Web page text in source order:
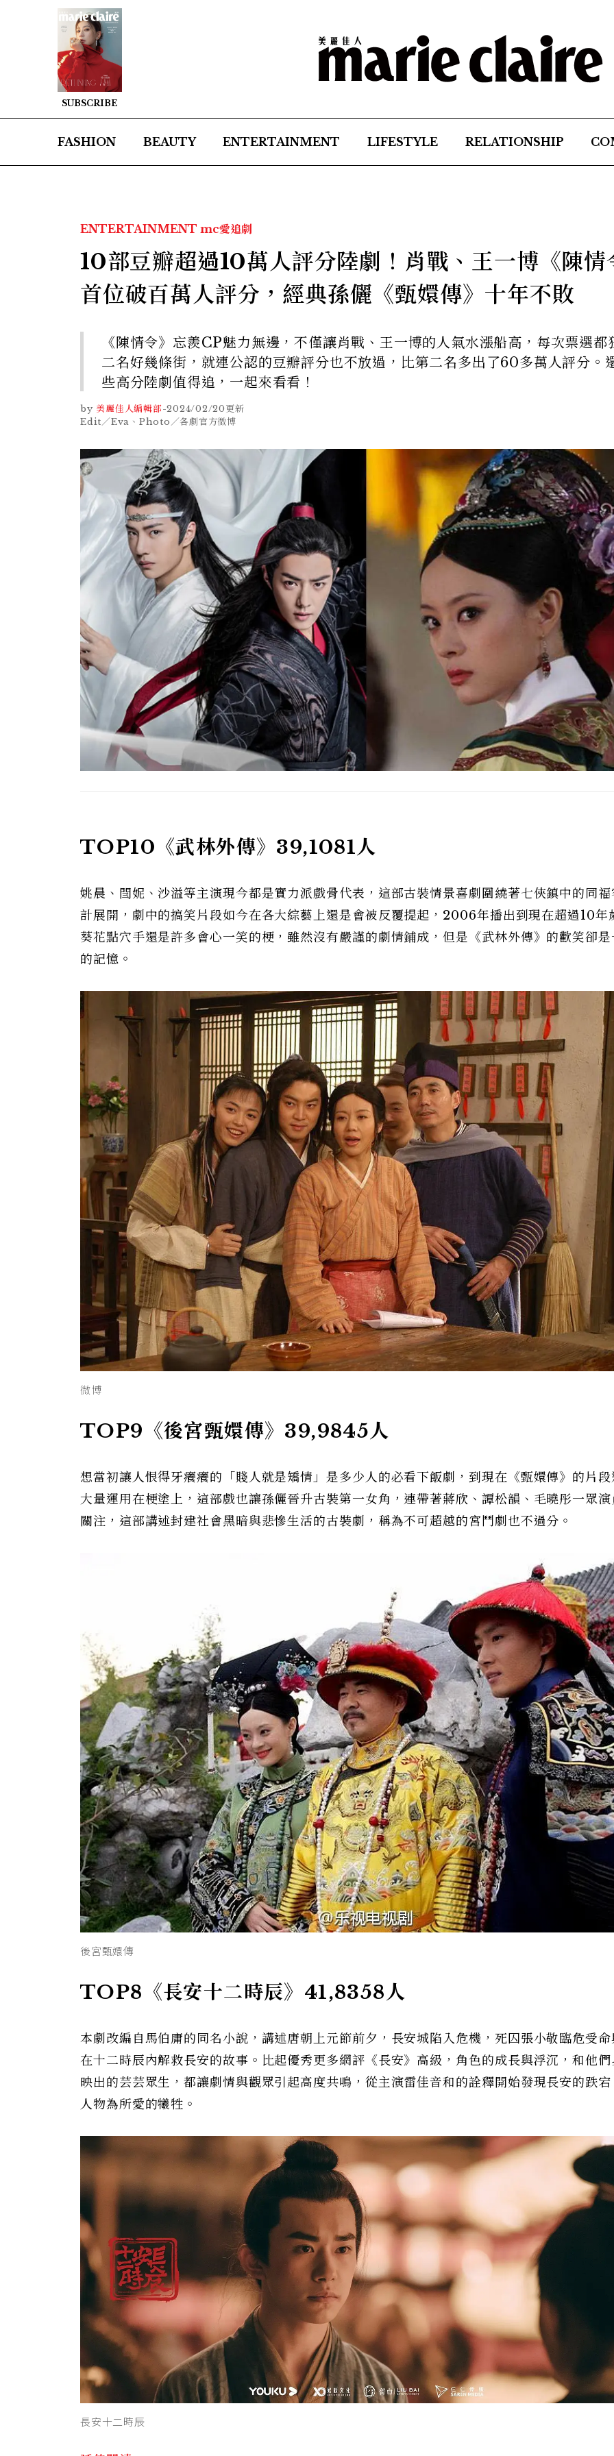
SUBSCRIBE
FASHION BEAUTY ENTERTAINMENT LIFESTYLE RELATIONSHIP
ENTERTAINMENT mc愛追劇
10部豆瓣超過10萬人評分陸劇！肖戰、王一博《陳情
首位破百萬人評分，經典孫儷《甄嬛傳》十年不敗
《陳情令》忘羨CP魅力無邊，不僅讓肖戰、王一博的人氣水漲船高，每次票選都
二名好幾條街，就連公認的豆瓣評分也不放過，比第二名多出了60多萬人評分。
些高分陸劇值得追，一起來看看！
by 美麗佳人編輯部-2024/02/20更新
Edit／Eva、Photo／各劇官方微博
TOP10《武林外傳》39,1081人
姚晨、閆妮、沙溢等主演現今都是實力派戲骨代表，這部古裝情景喜劇圍繞著七俠鎮中的同
計展開，劇中的搞笑片段如今在各大綜藝上還是會被反覆提起，2006年播出到現在超過10年
葵花點穴手還是許多會心一笑的梗，雖然沒有嚴謹的劇情鋪成，但是《武林外傳》的歡笑卻
的記憶。
微博
TOP9《後宮甄嬛傳》39,9845人
想當初讓人恨得牙癢癢的「賤人就是矯情」是多少人的必看下飯劇，到現在《甄嬛傳》的片
大量運用在梗塗上，這部戲也讓孫儷晉升古裝第一女角，連帶著蔣欣、譚松韻、毛曉彤一眾
關注，這部講述封建社會黑暗與悲慘生活的古裝劇，稱為不可超越的宮鬥劇也不過分。
後宮甄嬛傳
TOP8《長安十二時辰》41,8358人
本劇改編自馬伯庸的同名小說，講述唐朝上元節前夕，長安城陷入危機，死囚張小敬臨危受
在十二時辰內解救長安的故事。比起優秀更多網評《長安》高級，角色的成長與浮沉，和他
映出的芸芸眾生，都讓劇情與觀眾引起高度共鳴，從主演雷佳音和的詮釋開始發現長安的跌
人物為所愛的犧牲。
長安十二時辰